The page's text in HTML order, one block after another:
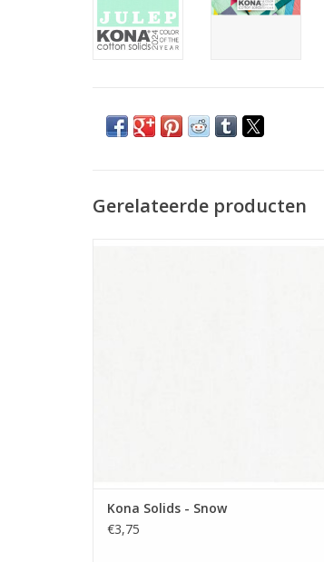
Gerelateerde producten
Kona Solids - Snow
€3,75